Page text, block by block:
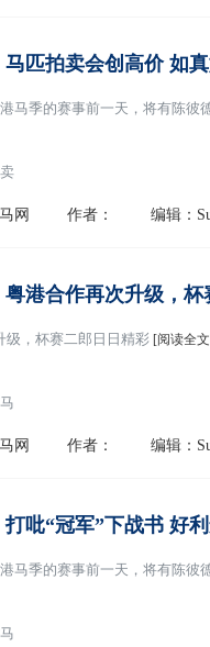
匹拍卖会创高价 如
马季的赛事前一天，将有陈彼
网 作者： 编辑：
港合作再次升级，
级，杯赛二郎日日精彩 [阅读全
网 作者： 编辑：
吡“冠军”下战书 好
马季的赛事前一天，将有陈彼